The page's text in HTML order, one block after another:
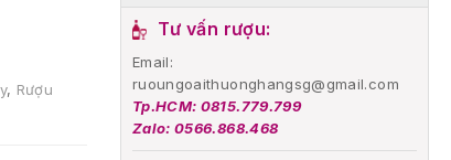
Tư vấn rượu:
Email:
ruoungoaithuonghangsg@gmail.com
Tp.HCM: 0815.779.799
Zalo: 0566.868.468
, Rượu